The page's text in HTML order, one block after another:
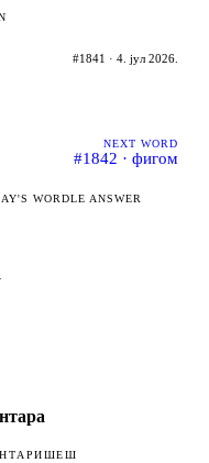
#1841 · 4. јул 2026.
NEXT WORD
#1842 · фигом
WORDLE ANSWER